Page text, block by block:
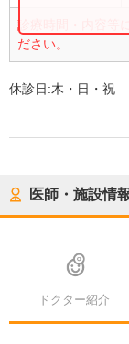
診療時間・内容等
ださい。
休診日:木・日・祝
医師・施設情
ドクター紹介